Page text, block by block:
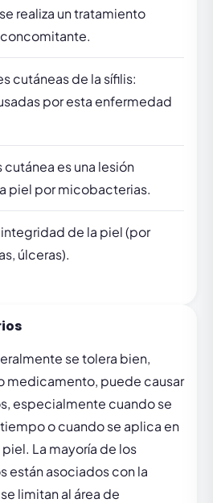
realiza un tratamiento
cutáneas de la sífilis:
por esta enfermedad
es una lesión
piel por micobacterias.
de la piel (por
úlceras).
se tolera bien,
medicamento, puede causar
especialmente cuando se
o cuando se aplica en
La mayoría de los
están asociados con la
limitan al área de